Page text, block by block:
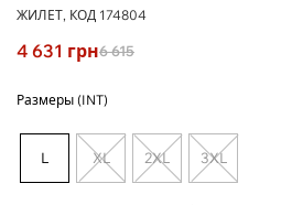
ЖИЛЕТ, КОД 174804
4 631 грн6 615
Размеры (INT)
L XL 2XL 3XL